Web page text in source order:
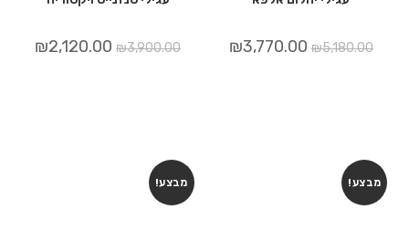
₪3,900.00
₪2,120.00 ₪5,180.00
₪3,770.00
מבצע! מבצע!